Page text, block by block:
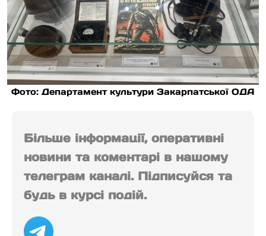
Фото: Департамент культури Закарпатської ОДА
Більше інформації, оперативні
новини та коментарі в нашому
телеграм каналі. Підписуйся та
будь в курсі подій.